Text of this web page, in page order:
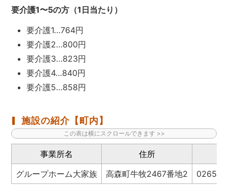
要介護1〜5の方（1日当たり）
要介護1…764円
要介護2…800円
要介護3…823円
要介護4…840円
要介護5…858円
施設の紹介【町内】
事業所名 住所
グループホーム大家族
高森町牛牧2467番地2 0265-